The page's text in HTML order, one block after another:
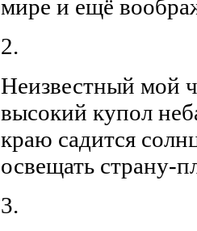
мире и ещё
2.
Неизвестный мой
высокий купол
краю садится
освещать страну-
3.